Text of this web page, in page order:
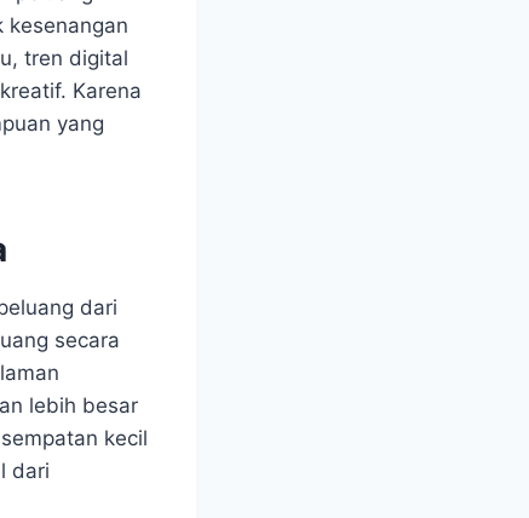
kesenangan
tren digital
Karena
yang
dari
secara
lebih besar
kecil
dari